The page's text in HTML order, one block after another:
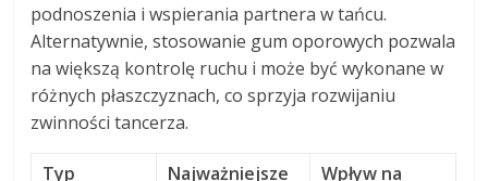
podnoszenia i wspierania partnera w tańcu.
Alternatywnie, stosowanie gum oporowych pozwala
na większą kontrolę ruchu i może być wykonane w
różnych płaszczyznach, co sprzyja rozwijaniu
zwinności tancerza.
Typ
Najważniejsze
Wpływ na